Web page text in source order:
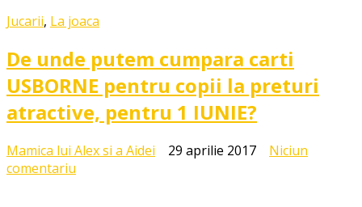
Jucarii, La joaca
De unde putem cumpara carti
USBORNE pentru copii la preturi
atractive, pentru 1 IUNIE?
Mamica lui Alex si a Aidei 29 aprilie 2017
Niciun
comentariu